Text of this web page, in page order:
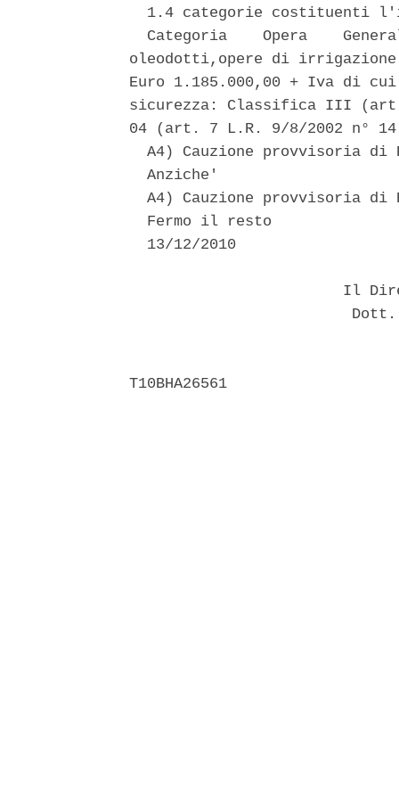
1.4 categorie costituenti
Categoria    Opera
oleodotti,opere di
Euro 1.185.000,00 + Iva di
sicurezza: Classifica III (art.
04 (art. 7 L.R. 9/8/2002 n°
A4) Cauzione provvisoria
  Anziche'
A4) Cauzione provvisoria
  Fermo il resto
  13/12/2010
Il